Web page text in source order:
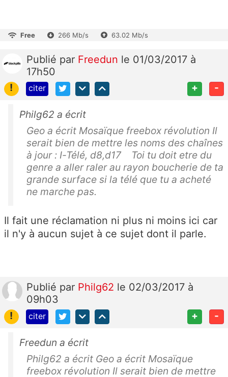
Free 266 Mb/s 63.02 Mb/s
Publié par Freedun le 01/03/2017 à
17h50
!
citer + -
Philg62 a écrit
Geo a écrit Mosaïque freebox révolution Il
serait bien de mettre les noms des chaînes
à jour : I-Télé, d8,d17 Toi tu doit etre du
genre a aller raler au rayon boucherie de ta
grande surface si la télé que tu a acheté
ne marche pas.
Il fait une réclamation ni plus ni moins ici car
il n'y à aucun sujet à ce sujet dont il parle.
Publié par Philg62 le 02/03/2017 à
09h03
!
citer + -
Freedun a écrit
Philg62 a écrit Geo a écrit Mosaïque
freebox révolution Il serait bien de mettre